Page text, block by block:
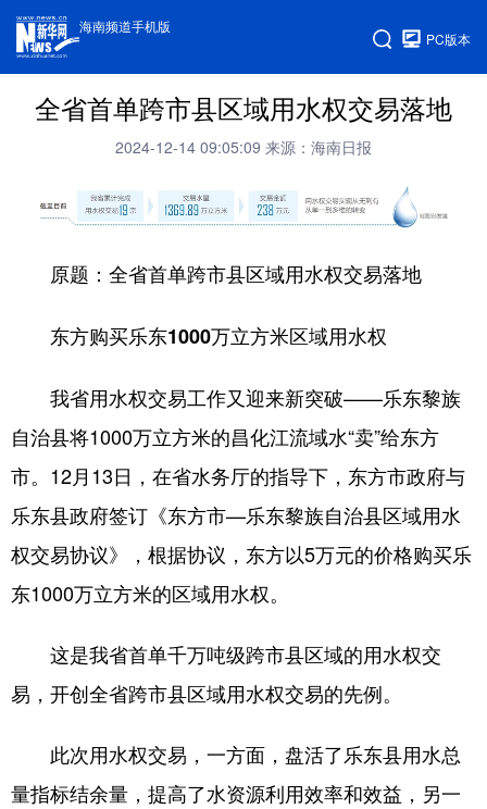
海南频道手机版
PC版本
全省首单跨市县区域用水权交易落地
2024-12-14 09:05:09 来源：海南日报
原题：全省首单跨市县区域用水权交易落地
东方购买乐东1000万立方米区域用水权
我省用水权交易工作又迎来新突破——乐东黎族
自治县将1000万立方米的昌化江流域水“卖”给东方
市。12月13日，在省水务厅的指导下，东方市政府与
乐东县政府签订《东方市—乐东黎族自治县区域用水
权交易协议》，根据协议，东方以5万元的价格购买乐
东1000万立方米的区域用水权。
这是我省首单千万吨级跨市县区域的用水权交
易，开创全省跨市县区域用水权交易的先例。
此次用水权交易，一方面，盘活了乐东县用水总
量指标结余量，提高了水资源利用效率和效益，另一